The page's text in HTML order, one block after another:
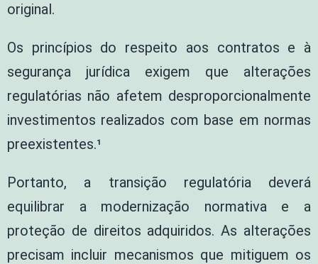
original.
Os princípios do respeito aos contratos e à
segurança jurídica exigem que alterações
regulatórias não afetem desproporcionalmente
investimentos realizados com base em normas
preexistentes.¹
Portanto, a transição regulatória deverá
equilibrar a modernização normativa e a
proteção de direitos adquiridos. As alterações
precisam incluir mecanismos que mitiguem os